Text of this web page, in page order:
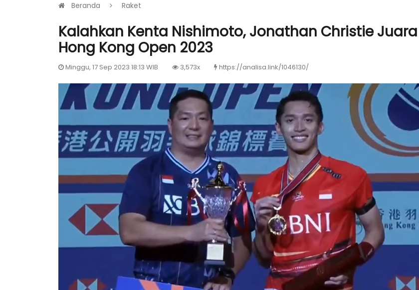
Beranda Raket
Kalahkan Kenta Nishimoto, Jonathan Christie Juara
Hong Kong Open 2023
Minggu, 17 Sep 2023 18:13 WIB 3,573x https://analisa.link/1046130/